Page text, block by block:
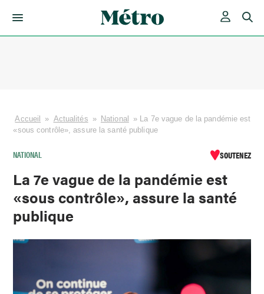
Accueil » Actualités » National » La 7e vague de la pandémie est
«sous contrôle», assure la santé publique
NATIONAL SOUTENEZ
La 7e vague de la pandémie est
«sous contrôle», assure la santé
publique